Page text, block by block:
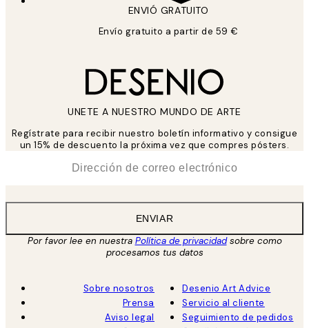
ENVIÓ GRATUITO
Envío gratuito a partir de 59 €
UNETE A NUESTRO MUNDO DE ARTE
Regístrate para recibir nuestro boletín informativo y consigue
un 15% de descuento la próxima vez que compres pósters.
ENVIAR
Por favor lee en nuestra Política de privacidadsobre como
procesamos tus datos
Sobre nosotros
Prensa
Aviso legal
Desenio Art Advice
Servicio al cliente
Seguimiento de pedidos